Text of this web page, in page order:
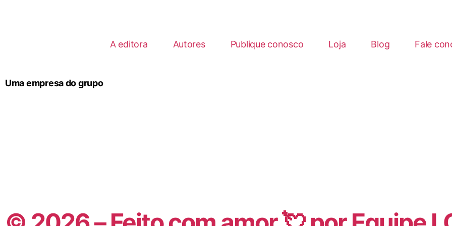
A editora Autores Publique conosco Loja Blog Fale
Uma empresa do grupo